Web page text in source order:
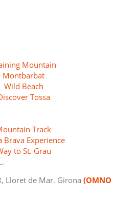
Mountain
Montbarbat
Wild Beach
Tossa
Track
Brava Experience
to St. Grau
Lloret de Mar. Girona (OMNO